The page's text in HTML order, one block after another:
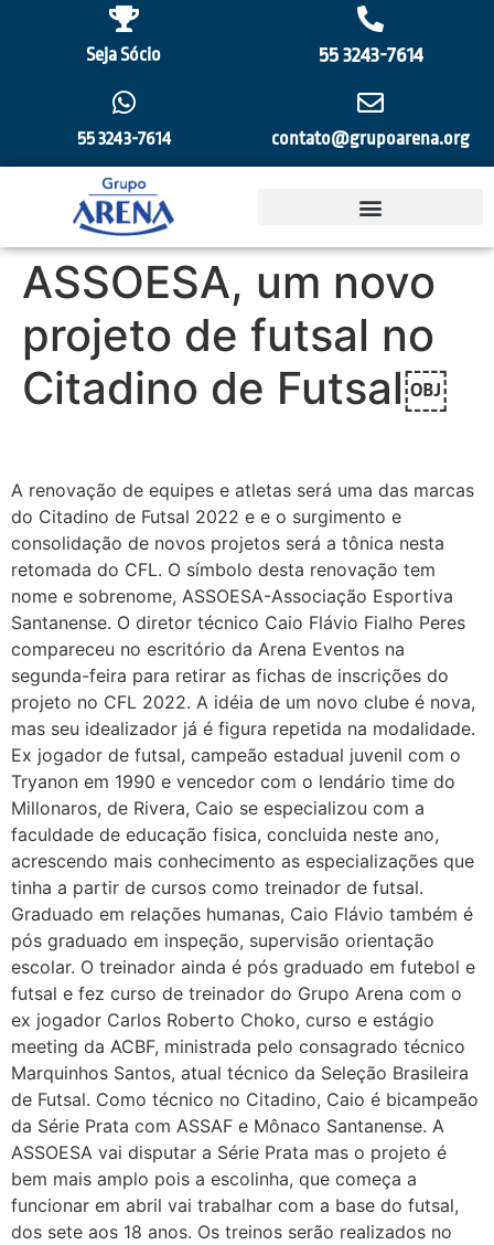
Seja Sócio 55 3243-7614
55 3243-7614 contato@grupoarena.org
ASSOESA, um novo
projeto de futsal no
Citadino de Futsal￼
A renovação de equipes e atletas será uma das marcas
do Citadino de Futsal 2022 e e o surgimento e
consolidação de novos projetos será a tônica nesta
retomada do CFL. O símbolo desta renovação tem
nome e sobrenome, ASSOESA-Associação Esportiva
Santanense. O diretor técnico Caio Flávio Fialho Peres
compareceu no escritório da Arena Eventos na
segunda-feira para retirar as fichas de inscrições do
projeto no CFL 2022. A idéia de um novo clube é nova,
mas seu idealizador já é figura repetida na modalidade.
Ex jogador de futsal, campeão estadual juvenil com o
Tryanon em 1990 e vencedor com o lendário time do
Millonaros, de Rivera, Caio se especializou com a
faculdade de educação fisica, concluida neste ano,
acrescendo mais conhecimento as especializações que
tinha a partir de cursos como treinador de futsal.
Graduado em relações humanas, Caio Flávio também é
pós graduado em inspeção, supervisão orientação
escolar. O treinador ainda é pós graduado em futebol e
futsal e fez curso de treinador do Grupo Arena com o
ex jogador Carlos Roberto Choko, curso e estágio
meeting da ACBF, ministrada pelo consagrado técnico
Marquinhos Santos, atual técnico da Seleção Brasileira
de Futsal. Como técnico no Citadino, Caio é bicampeão
da Série Prata com ASSAF e Mônaco Santanense. A
ASSOESA vai disputar a Série Prata mas o projeto é
bem mais amplo pois a escolinha, que começa a
funcionar em abril vai trabalhar com a base do futsal,
dos sete aos 18 anos. Os treinos serão realizados no